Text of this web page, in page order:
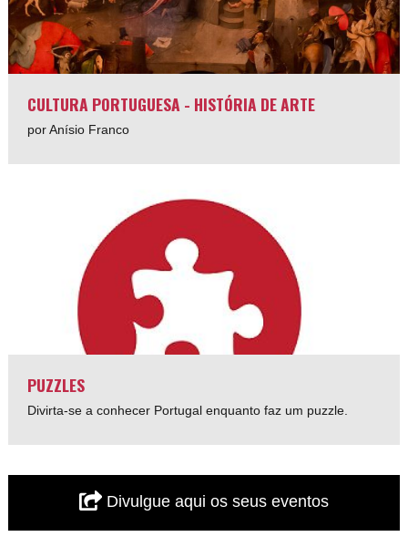
CULTURA PORTUGUESA - HISTÓRIA DE ARTE
por Anísio Franco
PUZZLES
Divirta-se a conhecer Portugal enquanto faz um puzzle.
Divulgue aqui os seus eventos